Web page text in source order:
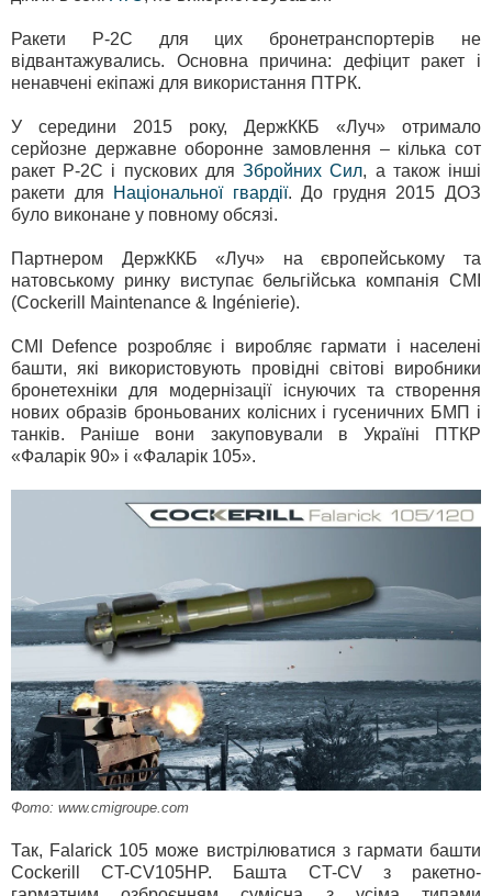
Ракети Р-2С для цих бронетранспортерів не
відвантажувались. Основна причина: дефіцит ракет і
ненавчені екіпажі для використання ПТРК.
У середини 2015 року, ДержККБ «Луч» отримало
серйозне державне оборонне замовлення – кілька сот
ракет Р-2С і пускових дляЗбройних Сил, а також інші
ракети для
Національної гвардії. До грудня 2015 ДОЗ
було виконане у повному обсязі.
Партнером ДержККБ «Луч» на європейському та
натовському ринку виступає бельгійська компанія CMI
(Cockerill Maintenance & Ingénierie).
CMI Defence розробляє і виробляє гармати і населені
башти, які використовують провідні світові виробники
бронетехніки для модернізації існуючих та створення
нових образів броньованих колісних і гусеничних БМП і
танків. Раніше вони закуповували в Україні ПТКР
«Фаларік 90» і «Фаларік 105».
Фото: www.cmigroupe.com
Так, Falarick 105 може вистрілюватися з гармати башти
Cockerill CT-CV105HP. Башта CT-CV з ракетно-